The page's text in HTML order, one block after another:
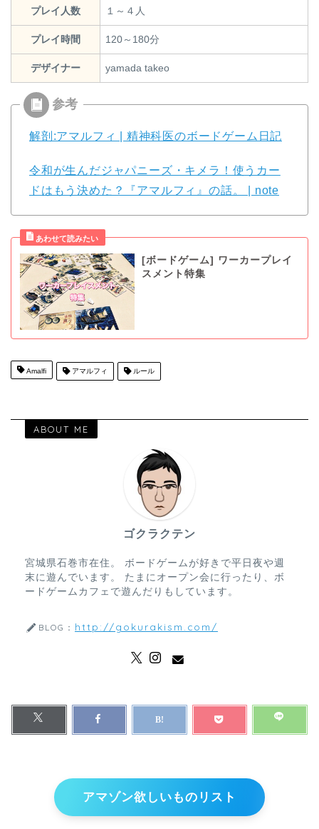
プレイ人数 １～４人
プレイ時間 120～180分
デザイナー yamada takeo
解剖:アマルフィ | 精神科医のボードゲーム日記
令和が生んだジャパニーズ・キメラ！使うカー
ドはもう決めた？『アマルフィ』の話。 | note
[ボードゲーム] ワーカープレイ
スメント特集
Amalfi アマルフィ ルール
ABOUT ME
ゴクラクテン
宮城県石巻市在住。 ボードゲームが好きで平日夜や週
末に遊んでいます。 たまにオープン会に行ったり、ボ
ードゲームカフェで遊んだりもしています。
BLOG： http://gokurakism.com/
アマゾン欲しいものリスト